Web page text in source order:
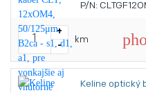
P/N:
+
-
km
Keline optický